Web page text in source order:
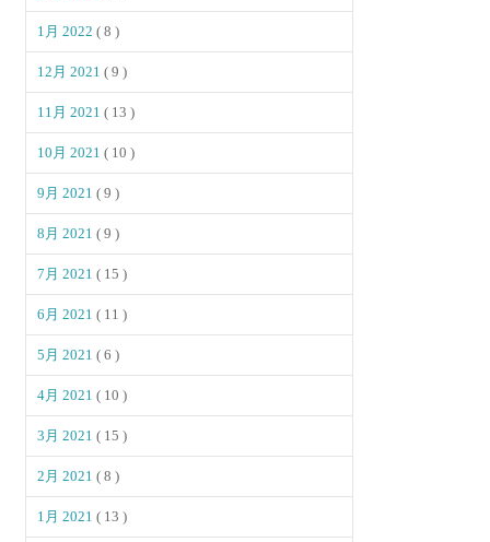
1月 2022( 8 )
12月 2021( 9 )
11月 2021( 13 )
10月 2021( 10 )
9月 2021( 9 )
8月 2021( 9 )
7月 2021( 15 )
6月 2021( 11 )
5月 2021( 6 )
4月 2021( 10 )
3月 2021( 15 )
2月 2021( 8 )
1月 2021( 13 )